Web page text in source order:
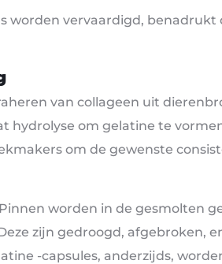
worden vervaardigd, benadrukt
van collageen uit
hydrolyse om gelatine te
om de gewenste
worden in de gesmolten
zijn gedroogd, afgebroken,
-capsules, anderzijds,